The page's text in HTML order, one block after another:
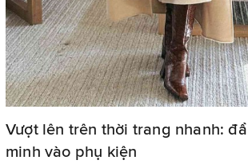
Vượt lên trên thời trang nhanh:
minh vào phụ kiện